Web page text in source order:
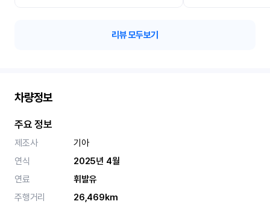
리뷰 모두보기
차량정보
주요 정보
제조사
기아
연식
2025년 4월
연료
휘발유
주행거리
26,469km